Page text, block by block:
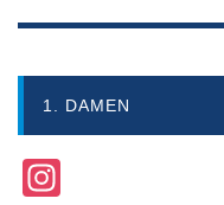
1. DAMEN